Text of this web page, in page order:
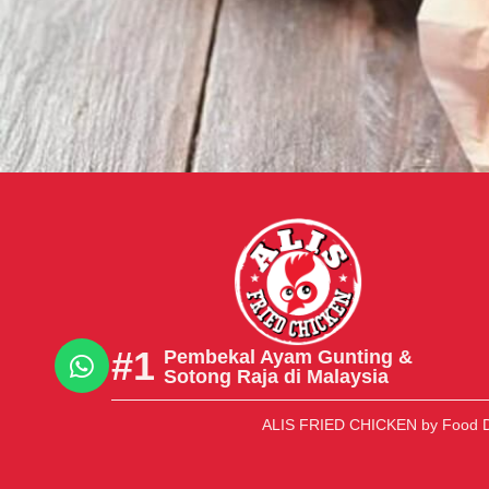
#1 Pembekal Ayam Gunting &
Sotong Raja di Malaysia
ALIS FRIED CHICKEN by Food